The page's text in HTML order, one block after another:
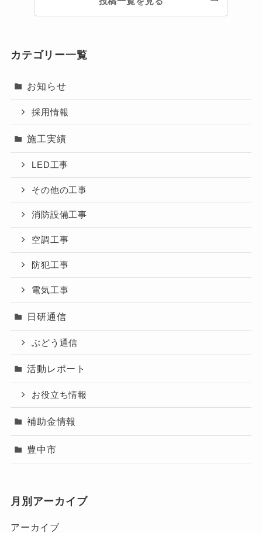
カテゴリー一覧
お知らせ
採用情報
施工実績
LED工事
その他の工事
消防設備工事
空調工事
防犯工事
電気工事
日研通信
ぶどう通信
活動レポート
お役立ち情報
補助金情報
豊中市
月別アーカイブ
アーカイブ